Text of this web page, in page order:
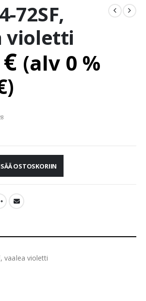
72SF,
violetti
€ (alv 0 %
)
OSTOSKORIIN
vaalea violetti